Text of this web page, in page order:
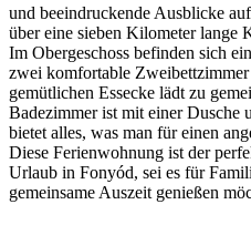
und beeindruckende Ausblicke
über eine sieben Kilometer lange
Im Obergeschoss befinden sich
zwei komfortable
gemütlichen Essecke lädt zu
Badezimmer ist mit einer Dusche
bietet alles, was man für einen
Diese Ferienwohnung ist der
Urlaub in Fonyód, sei es für
gemeinsame Auszeit genießen